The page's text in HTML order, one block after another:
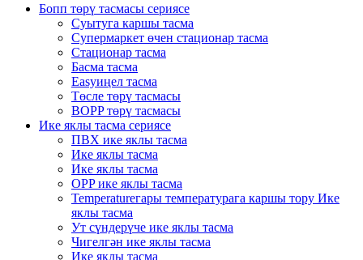
Бопп төрү тасмасы сериясе
Суытуга каршы тасма
Супермаркет өчен стационар тасма
Стационар тасма
Басма тасма
Easyиңел тасма
Төсле төрү тасмасы
BOPP төрү тасмасы
Ике яклы тасма сериясе
ПВХ ике яклы тасма
Ике яклы тасма
Ике яклы тасма
OPP ике яклы тасма
Temperatureгары температурага каршы тору Ике
яклы тасма
Ут сүндерүче ике яклы тасма
Чигелгән ике яклы тасма
Ике яклы тасма